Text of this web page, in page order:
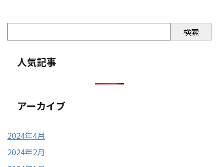
検索
人気記事
アーカイブ
2024年4月
2024年2月